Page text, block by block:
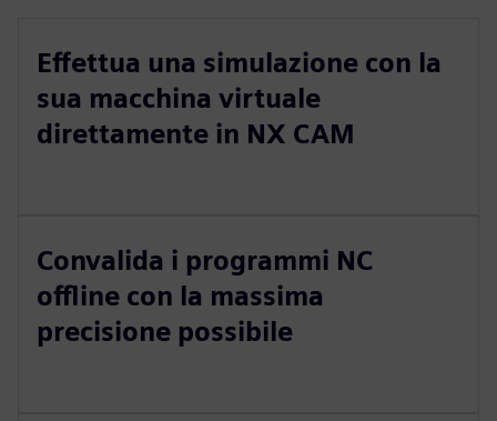
Effettua una simulazione con la
sua macchina virtuale
direttamente in NX CAM
Convalida i programmi NC
offline con la massima
precisione possibile